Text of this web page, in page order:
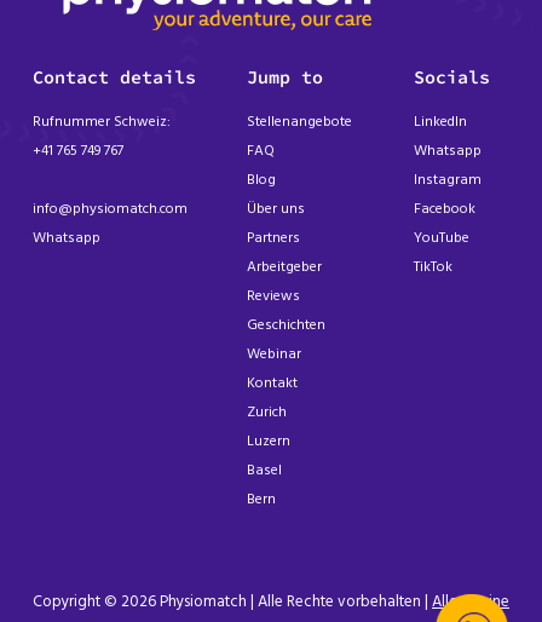
Contact details
Rufnummer Schweiz:
+41 765 749 767
info@physiomatch.com
Whatsapp
Jump to
Stellenangebote
FAQ
Blog
Über uns
Partners
Arbeitgeber
Reviews
Geschichten
Webinar
Kontakt
Zurich
Luzern
Basel
Bern
Socials
LinkedIn
Whatsapp
Instagram
Facebook
YouTube
TikTok
Copyright © 2026 Physiomatch | Alle Rechte vorbehalten | Allgemeine